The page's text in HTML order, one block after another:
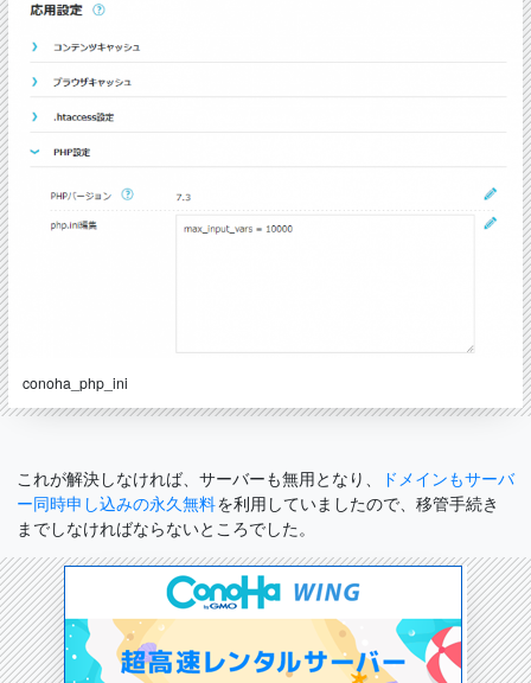
conoha_php_ini
これが解決しなければ、サーバーも無用となり、
ドメインもサーバ
ー同時申し込みの永久無料を利用していましたので、移管手続き
までしなければならないところでした。